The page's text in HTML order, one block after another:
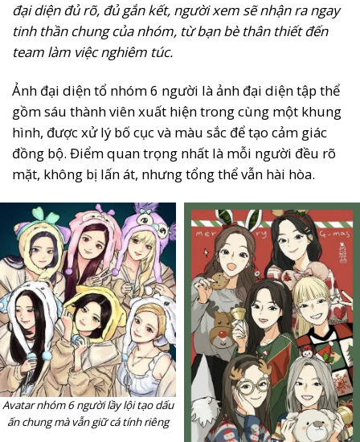
đại diện đủ rõ, đủ gắn kết, người xem sẽ nhận ra ngay
tinh thần chung của nhóm, từ bạn bè thân thiết đến
team làm việc nghiêm túc.
Ảnh đại diện tổ nhóm 6 người là ảnh đại diện tập thể
gồm sáu thành viên xuất hiện trong cùng một khung
hình, được xử lý bố cục và màu sắc để tạo cảm giác
đồng bộ. Điểm quan trọng nhất là mỗi người đều rõ
mặt, không bị lấn át, nhưng tổng thể vẫn hài hòa.
Avatar nhóm 6 người lầy lội tạo dấu
ấn chung mà vẫn giữ cá tính riêng